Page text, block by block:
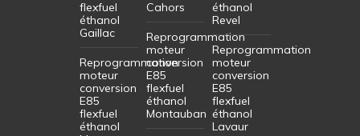
flexfuel
éthanol
Gaillac
Reprogrammation
moteur
conversion
E85
flexfuel
éthanol
Cahors
Reprogrammation
moteur
conversion
E85
flexfuel
éthanol
Montauban
éthanol
Revel
Reprogrammation
moteur
conversion
E85
flexfuel
éthanol
Lavaur